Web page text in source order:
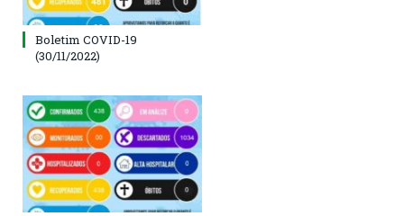
Boletim COVID-19
(30/11/2022)